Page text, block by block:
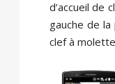
d’accueil de
gauche de
clef à